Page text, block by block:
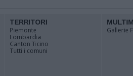
TERRITORI
Piemonte
Lombardia
Canton Ticino
Tutti i comuni
Gallerie